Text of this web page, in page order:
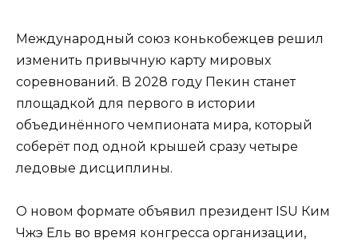
Международный союз конькобежцев решил
изменить привычную карту мировых
соревнований. В 2028 году Пекин станет
площадкой для первого в истории
объединённого чемпионата мира, который
соберёт под одной крышей сразу четыре
ледовые дисциплины.
О новом формате объявил президент ISU Ким
Чжэ Ель во время конгресса организации,